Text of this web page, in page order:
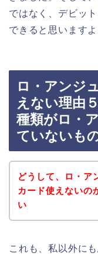
ではなく、デビッ
できると思いますよ
ロ・アンジ
えない理由
種類がロ・
ていないも
どうして、ロ・ア
カード使えないの
い
これも、私以外に